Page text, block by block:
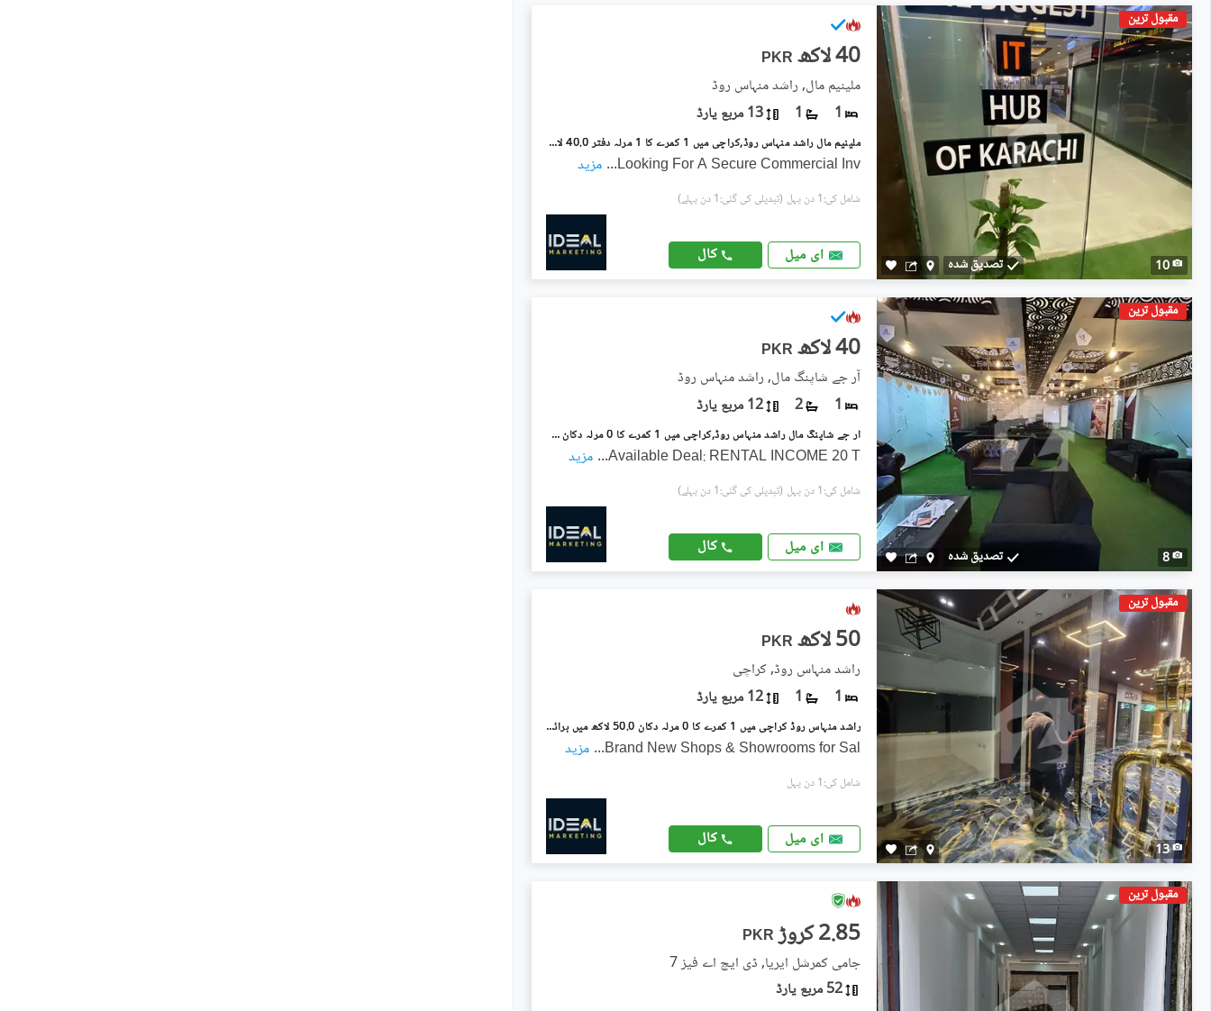
مقبول ترین
10 تصدیق شدہ
PKR 40 لاکھ
ملینیم مال, راشد منہاس روڈ
1
1 13 مربع یارڈ
ملینیم مال راشد منہاس روڈ,کراچی میں 1 کمرے کا 1 مرلہ دفتر 40.0 لاکھ میں برائے فروخت۔
Looking For A Secure Commercial Inv
... مزید
شامل کی:1 دن پہل (تبدیلی کی گئی:1 دن پہلے)
ای میل کال
مقبول ترین
8 تصدیق شدہ
PKR 40 لاکھ
آر جے شاپنگ مال, راشد منہاس روڈ
1
2 12 مربع یارڈ
آر جے شاپنگ مال راشد منہاس روڈ,کراچی میں 1 کمرے کا 0 مرلہ دکان 40.0 لاکھ میں برائے فروخت۔
Available Deal: RENTAL INCOME 20 T
... مزید
شامل کی:1 دن پہل (تبدیلی کی گئی:1 دن پہلے)
ای میل کال
مقبول ترین
13
PKR 50 لاکھ
راشد منہاس روڈ, کراچی
1
1 12 مربع یارڈ
راشد منہاس روڈ کراچی میں 1 کمرے کا 0 مرلہ دکان 50.0 لاکھ میں برائے فروخت۔
Brand New Shops & Showrooms for Sal
... مزید
شامل کی:1 دن پہل
ای میل کال
مقبول ترین
PKR 2.85 کروڑ
جامی کمرشل ایریا, ڈی ایچ اے فیز 7
52 مربع یارڈ